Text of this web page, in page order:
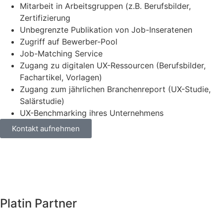
Mitarbeit in Arbeitsgruppen (z.B. Berufsbilder,
Zertifizierung
Unbegrenzte Publikation von Job-Inseratenen
Zugriff auf Bewerber-Pool
Job-Matching Service
Zugang zu digitalen UX-Ressourcen (Berufsbilder,
Fachartikel, Vorlagen)
Zugang zum jährlichen Branchenreport (UX-Studie,
Salärstudie)
UX-Benchmarking ihres Unternehmens
Kontakt aufnehmen
Platin Partner